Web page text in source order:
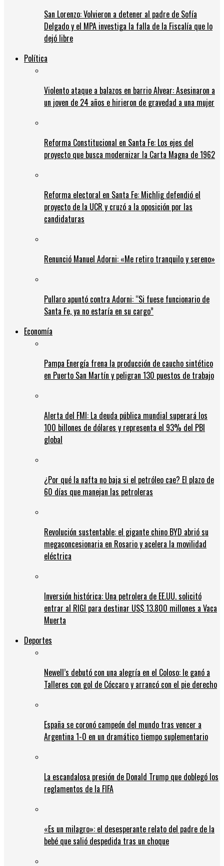
San Lorenzo: Volvieron a detener al padre de Sofía
Delgado y el MPA investiga la falla de la Fiscalía que lo
dejó libre
Política
Violento ataque a balazos en barrio Alvear: Asesinaron a
un joven de 24 años e hirieron de gravedad a una mujer
Reforma Constitucional en Santa Fe: Los ejes del
proyecto que busca modernizar la Carta Magna de 1962
Reforma electoral en Santa Fe: Michlig defendió el
proyecto de la UCR y cruzó a la oposición por las
candidaturas
Renunció Manuel Adorni: «Me retiro tranquilo y sereno»
Pullaro apuntó contra Adorni: “Si fuese funcionario de
Santa Fe, ya no estaría en su cargo”
Economía
Pampa Energía frena la producción de caucho sintético
en Puerto San Martín y peligran 130 puestos de trabajo
Alerta del FMI: La deuda pública mundial superará los
100 billones de dólares y representa el 93% del PBI
global
¿Por qué la nafta no baja si el petróleo cae? El plazo de
60 días que manejan las petroleras
Revolución sustentable: el gigante chino BYD abrió su
megaconcesionaria en Rosario y acelera la movilidad
eléctrica
Inversión histórica: Una petrolera de EE.UU. solicitó
entrar al RIGI para destinar US$ 13.800 millones a Vaca
Muerta
Deportes
Newell’s debutó con una alegría en el Coloso: le ganó a
Talleres con gol de Cóccaro y arrancó con el pie derecho
España se coronó campeón del mundo tras vencer a
Argentina 1-0 en un dramático tiempo suplementario
La escandalosa presión de Donald Trump que doblegó los
reglamentos de la FIFA
«Es un milagro»: el desesperante relato del padre de la
bebé que salió despedida tras un choque